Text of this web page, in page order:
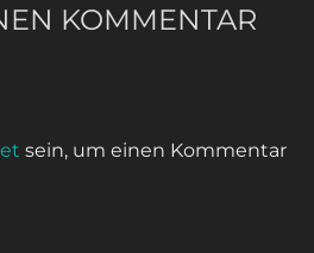
KOMMENTAR
sein, um einen Kommentar